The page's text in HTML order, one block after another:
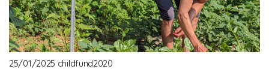
25/01/2025 childfund2020